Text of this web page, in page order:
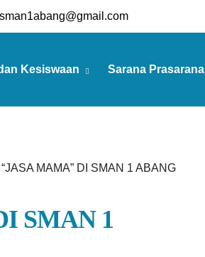
sman1abang@gmail.com
Kesiswaan Sarana Prasarana
MAMA” DI SMAN 1 ABANG
SMAN 1